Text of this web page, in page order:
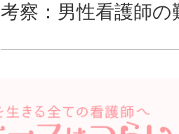
考察：男性看護師の